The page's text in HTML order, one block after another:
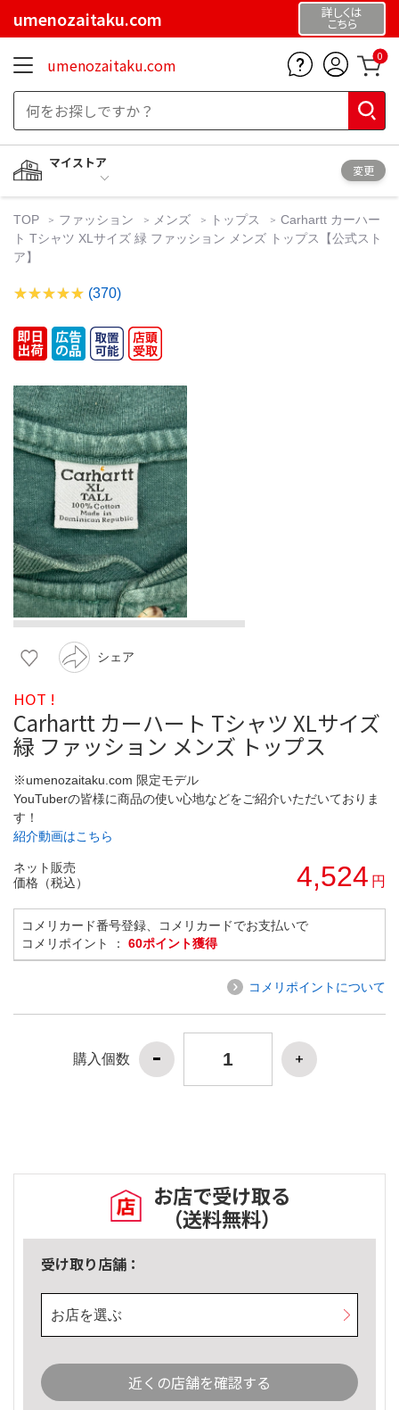
umenozaitaku.com 詳しくは
こちら
umenozaitaku.com 0
マイストア
変更
TOP ファッション メンズ トップス
Carhartt カーハー
ト Tシャツ XLサイズ 緑 ファッション メンズ トップス【公式スト
ア】
(370)
シェア
HOT !
Carhartt カーハート Tシャツ XLサイズ
緑 ファッション メンズ トップス
※umenozaitaku.com 限定モデル
YouTuberの皆様に商品の使い心地などをご紹介いただいておりま
す！
紹介動画はこちら
ネット販売
価格（税込）
4,524 円
コメリカード番号登録、コメリカードでお支払いで
コメリポイント ： 60ポイント獲得
コメリポイントについて
購入個数
お店で受け取る
（送料無料）
受け取り店舗：
お店を選ぶ
近くの店舗を確認する